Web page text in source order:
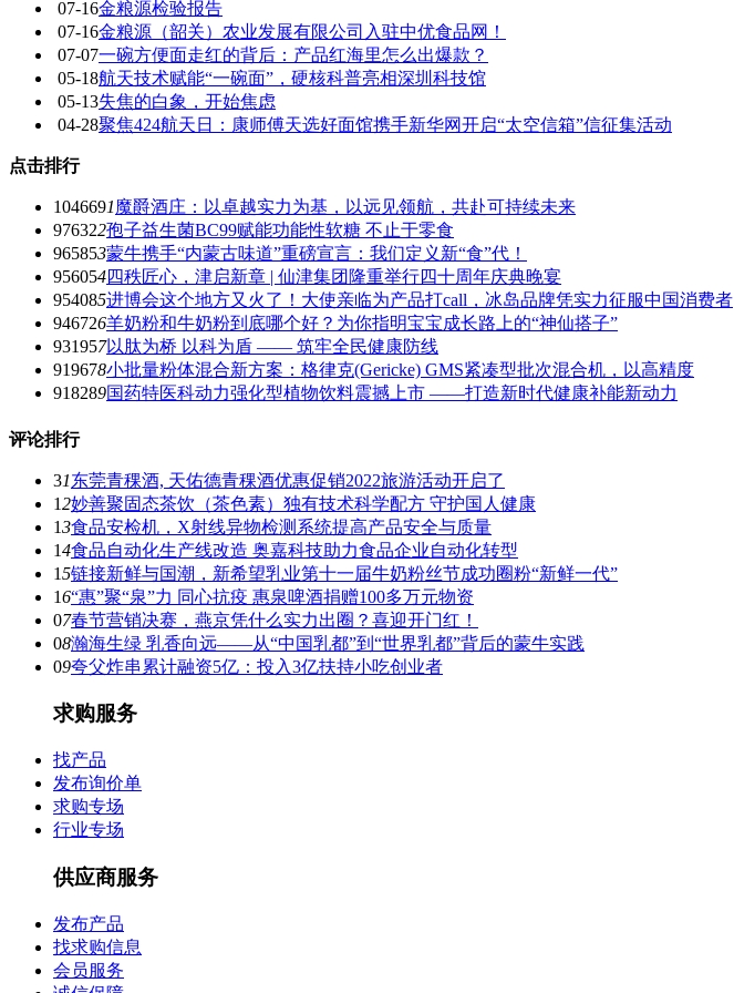
07-16金粮源检验报告
07-16金粮源（韶关）农业发展有限公司入驻中优食品网！
07-07一碗方便面走红的背后：产品红海里怎么出爆款？
05-18航天技术赋能“一碗面”，硬核科普亮相深圳科技馆
05-13失焦的白象，开始焦虑
04-28聚焦424航天日：康师傅天选好面馆携手新华网开启“太空信箱”信征集活动
点击排行
1046691魔爵酒庄：以卓越实力为基，以远见领航，共赴可持续未来
976322孢子益生菌BC99赋能功能性软糖 不止于零食
965853蒙牛携手“内蒙古味道”重磅宣言：我们定义新“食”代！
956054四秩匠心，津启新章 | 仙津集团隆重举行四十周年庆典晚宴
954085进博会这个地方又火了！大使亲临为产品打call，冰岛品牌凭实力征服中国消费者
946726羊奶粉和牛奶粉到底哪个好？为你指明宝宝成长路上的“神仙搭子”
931957以肽为桥 以科为盾 —— 筑牢全民健康防线
919678小批量粉体混合新方案：格律克(Gericke) GMS紧凑型批次混合机，以高精度
918289国药特医科动力强化型植物饮料震撼上市 ——打造新时代健康补能新动力
评论排行
31东莞青稞酒, 天佑德青稞酒优惠促销2022旅游活动开启了
12妙善聚固态茶饮（茶色素）独有技术科学配方 守护国人健康
13食品安检机，X射线异物检测系统提高产品安全与质量
14食品自动化生产线改造 奥嘉科技助力食品企业自动化转型
15链接新鲜与国潮，新希望乳业第十一届牛奶粉丝节成功圈粉“新鲜一代”
16“惠”聚“泉”力 同心抗疫 惠泉啤酒捐赠100多万元物资
07春节营销决赛，燕京凭什么实力出圈？喜迎开门红！
08瀚海生绿 乳香向远——从“中国乳都”到“世界乳都”背后的蒙牛实践
09夸父炸串累计融资5亿：投入3亿扶持小吃创业者
求购服务
找产品
发布询价单
求购专场
行业专场
供应商服务
发布产品
找求购信息
会员服务